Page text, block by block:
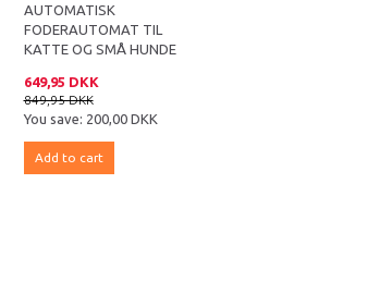
AUTOMATISK
FODERAUTOMAT TIL
KATTE OG SMÅ HUNDE
649,95 DKK
849,95 DKK
You save: 200,00 DKK
Add to cart